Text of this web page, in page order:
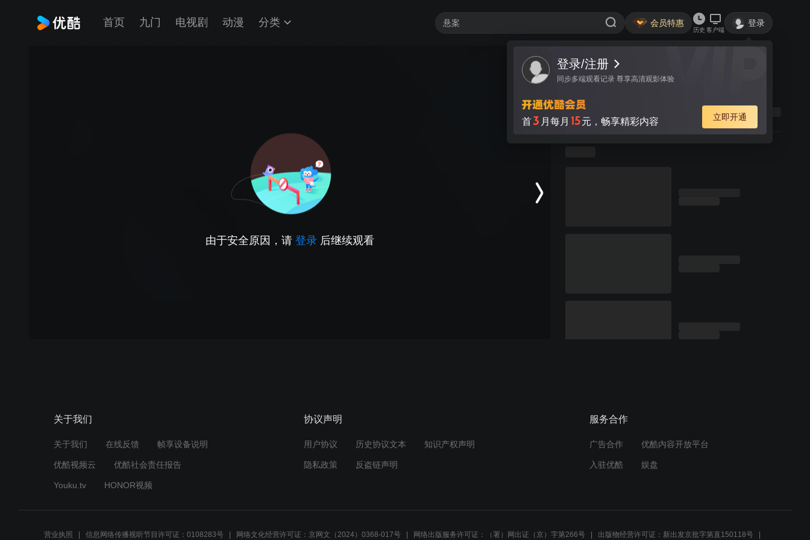
首页 九门 电视剧 动漫 分类 会员特惠
历史 客户端
登录
登录/注册
同步多端观看记录 尊享高清观影体验
首3 月每月 15元，畅享精彩内容 立即开通
由于安全原因，请 登录 后继续观看
关于我们
关于我们 在线反馈 帧享设备说明
优酷视频云 优酷社会责任报告
Youku.tv HONOR视频
协议声明
用户协议 历史协议文本 知识产权声明
隐私政策 反盗链声明
服务合作
广告合作 优酷内容开放平台
入驻优酷 娱盘
营业执照 信息网络传播视听节目许可证：0108283号 网络文化经营许可证：京网文（2024）0368-017号 网络出版服务许可证：（署）网出证（京）字第266号 出版物经营许可证：新出发京批字第直150118号